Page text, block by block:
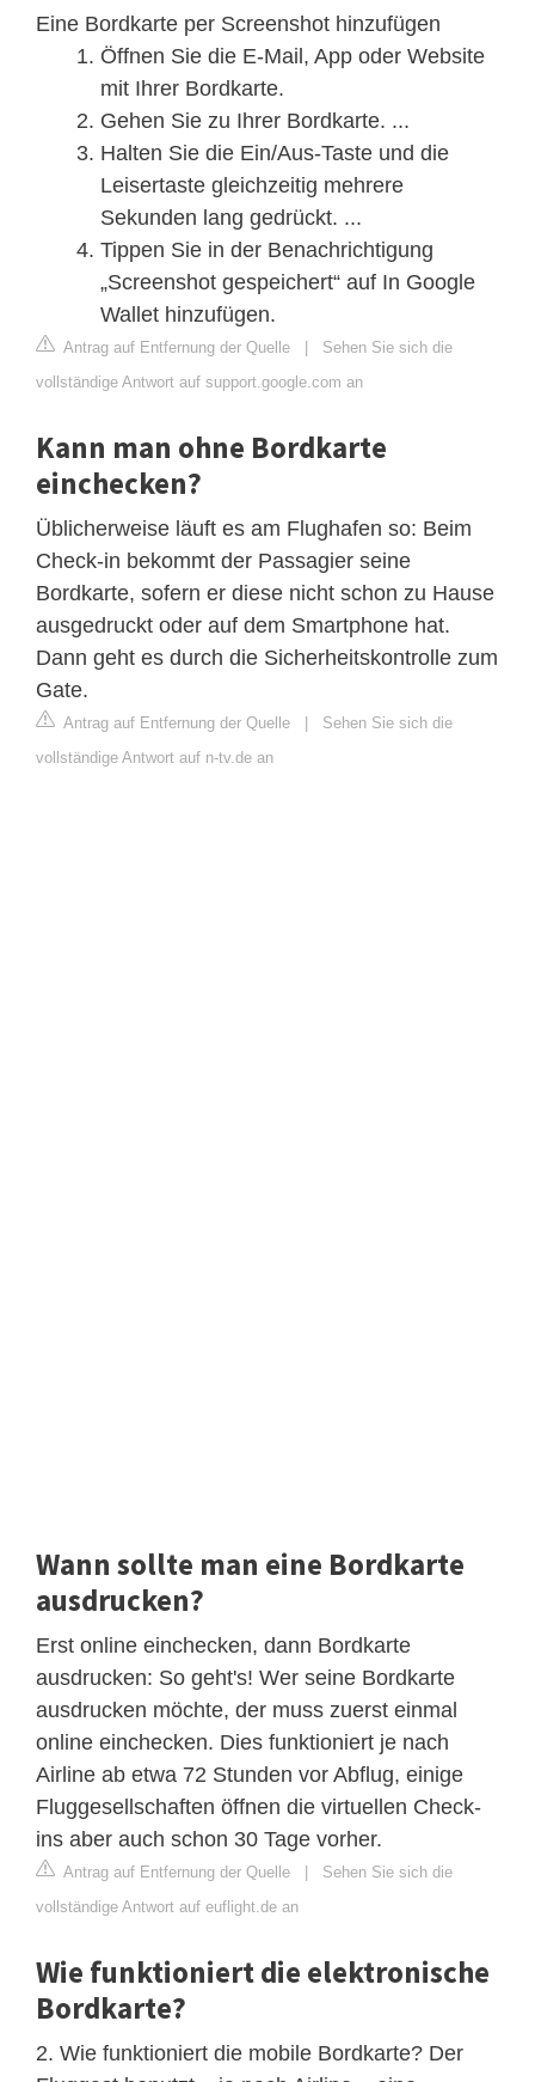
Eine Bordkarte per Screenshot hinzufügen
Öffnen Sie die E-Mail, App oder Website
mit Ihrer Bordkarte.
Gehen Sie zu Ihrer Bordkarte. ...
Halten Sie die Ein/Aus-Taste und die
Leisertaste gleichzeitig mehrere
Sekunden lang gedrückt. ...
Tippen Sie in der Benachrichtigung
„Screenshot gespeichert“ auf In Google
Wallet hinzufügen.
Antrag auf Entfernung der Quelle | Sehen Sie sich die
vollständige Antwort auf support.google.com an
Kann man ohne Bordkarte
einchecken?
Üblicherweise läuft es am Flughafen so: Beim
Check-in bekommt der Passagier seine
Bordkarte, sofern er diese nicht schon zu Hause
ausgedruckt oder auf dem Smartphone hat.
Dann geht es durch die Sicherheitskontrolle zum
Gate.
Antrag auf Entfernung der Quelle | Sehen Sie sich die
vollständige Antwort auf n-tv.de an
Wann sollte man eine Bordkarte
ausdrucken?
Erst online einchecken, dann Bordkarte
ausdrucken: So geht's! Wer seine Bordkarte
ausdrucken möchte, der muss zuerst einmal
online einchecken. Dies funktioniert je nach
Airline ab etwa 72 Stunden vor Abflug, einige
Fluggesellschaften öffnen die virtuellen Check-
ins aber auch schon 30 Tage vorher.
Antrag auf Entfernung der Quelle | Sehen Sie sich die
vollständige Antwort auf euflight.de an
Wie funktioniert die elektronische
Bordkarte?
2. Wie funktioniert die mobile Bordkarte? Der